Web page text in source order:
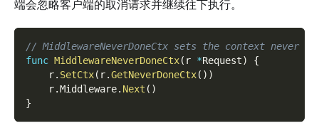
端会忽略客户端的取消请求并继续往下执行。
// MiddlewareNeverDoneCtx sets the context never
func MiddlewareNeverDoneCtx( r *Request)
{
    r
. SetCtx( r.GetNeverDoneCtx( ) )
    r
.Middleware. Next ( )
}